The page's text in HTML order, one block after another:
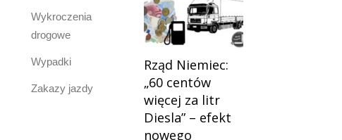
Wykroczenia
drogowe
Wypadki
Zakazy jazdy
Rząd Niemiec:
„60 centów
więcej za litr
Diesla” – efekt
nowego